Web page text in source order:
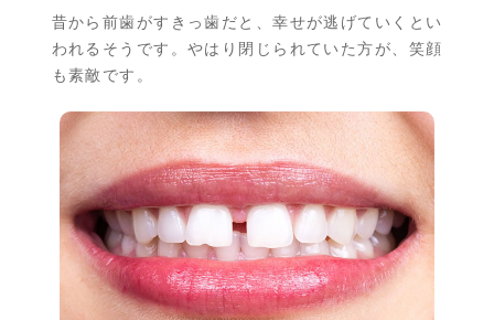
昔から前歯がすきっ歯だと、幸せが逃げていくとい
われるそうです。やはり閉じられていた方が、笑顔
も素敵です。